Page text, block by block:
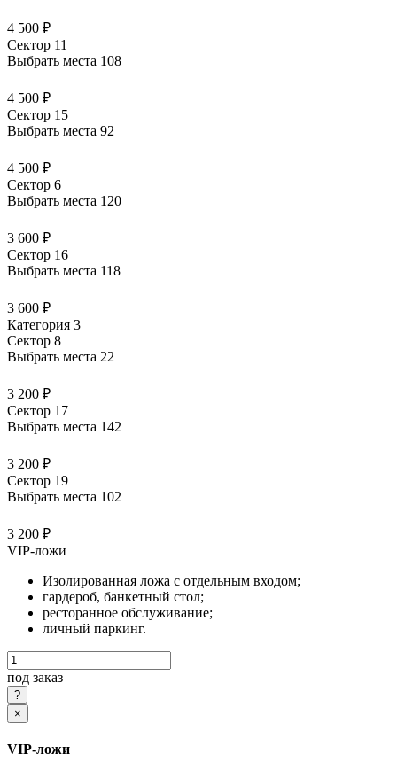
4 500 ₽
Сектор 11
Выбрать места 108
4 500 ₽
Сектор 15
Выбрать места 92
4 500 ₽
Сектор 6
Выбрать места 120
3 600 ₽
Сектор 16
Выбрать места 118
3 600 ₽
Категория 3
Сектор 8
Выбрать места 22
3 200 ₽
Сектор 17
Выбрать места 142
3 200 ₽
Сектор 19
Выбрать места 102
3 200 ₽
VIP-ложи
Изолированная ложа с отдельным входом;
гардероб, банкетный стол;
ресторанное обслуживание;
личный паркинг.
под заказ
×
VIP-ложи